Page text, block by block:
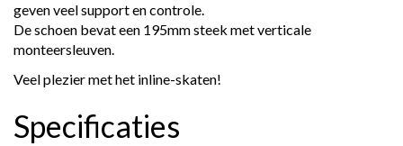
geven veel support en controle.
De schoen bevat een 195mm steek met verticale
monteersleuven.
Veel plezier met het inline-skaten!
Specificaties